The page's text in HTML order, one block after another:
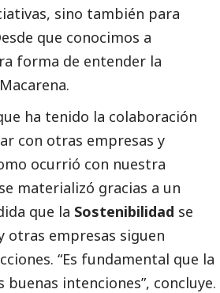
sino también para
que conocimos a
forma de entender la
ha tenido la colaboración
con otras empresas y
ocurrió con nuestra
materializó gracias a un
que la Sostenibilidad se
otras empresas siguen
“Es fundamental que la
intenciones”, concluye.